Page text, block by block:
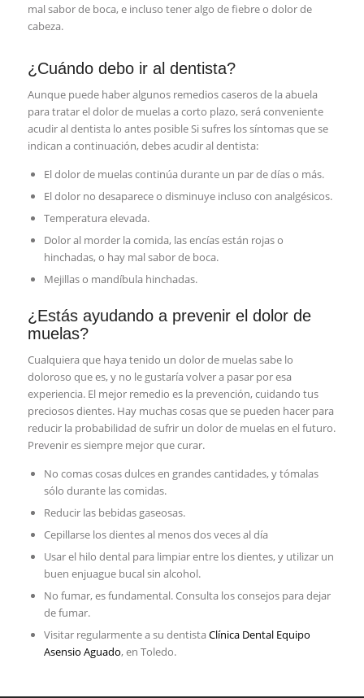
mal sabor de boca, e incluso tener algo de fiebre o dolor de
cabeza.
¿Cuándo debo ir al dentista?
Aunque puede haber algunos remedios caseros de la abuela
para tratar el dolor de muelas a corto plazo, será conveniente
acudir al dentista lo antes posible Si sufres los síntomas que se
indican a continuación, debes acudir al dentista:
El dolor de muelas continúa durante un par de días o más.
El dolor no desaparece o disminuye incluso con analgésicos.
Temperatura elevada.
Dolor al morder la comida, las encías están rojas o
hinchadas, o hay mal sabor de boca.
Mejillas o mandíbula hinchadas.
¿Estás ayudando a prevenir el dolor de
muelas?
Cualquiera que haya tenido un dolor de muelas sabe lo
doloroso que es, y no le gustaría volver a pasar por esa
experiencia. El mejor remedio es la prevención, cuidando tus
preciosos dientes. Hay muchas cosas que se pueden hacer para
reducir la probabilidad de sufrir un dolor de muelas en el futuro.
Prevenir es siempre mejor que curar.
No comas cosas dulces en grandes cantidades, y tómalas
sólo durante las comidas.
Reducir las bebidas gaseosas.
Cepillarse los dientes al menos dos veces al día
Usar el hilo dental para limpiar entre los dientes, y utilizar un
buen enjuague bucal sin alcohol.
No fumar, es fundamental. Consulta los consejos para dejar
de fumar.
Visitar regularmente a su dentistaClínica Dental Equipo
Asensio Aguado, en Toledo.